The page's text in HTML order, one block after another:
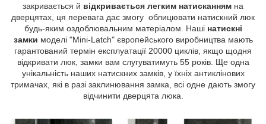
закривається й відкривається легким натисканням на
дверцятах, ця перевага дає змогу облицювати натискний люк
будь-яким оздоблювальним матеріалом. Наші натискні
замки моделі "Mini-Latch" європейського виробництва мають
гарантований термін експлуатації 20000 циклів, якщо щодня
відкривати люк, замки вам слугуватимуть 55 років. Ще одна
унікальність наших натискних замків, у їхніх антиклінових
тримачах, які в разі заклинювання замка, всі одне дають змогу
відчинити дверцята люка.